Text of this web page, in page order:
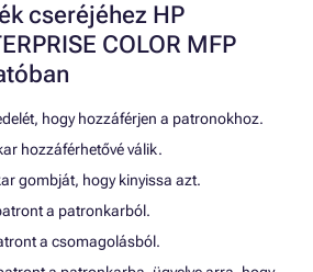
cseréjéhez HP
COLOR MFP
hogy hozzáférjen a patronokhoz.
hozzáférhetővé válik.
gombját, hogy kinyissa azt.
a patronkarból.
a csomagolásból.